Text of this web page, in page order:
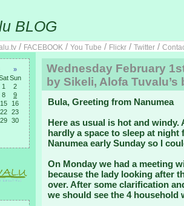
BLOG
/ FACEBOOK / You Tube / Flickr / Twitter /
»
Sun
1
2
8
9
15
16
22
23
29
30
Wednesday February
by Sikeli, Alofa
Bula, Greeting from Nanumea
Here as usual is hot and
hardly a space to sleep at
Nanumea early Sunday so I
On Monday we had a meeting
because the lady looking after
over. After some clarification
we should see the 4 household